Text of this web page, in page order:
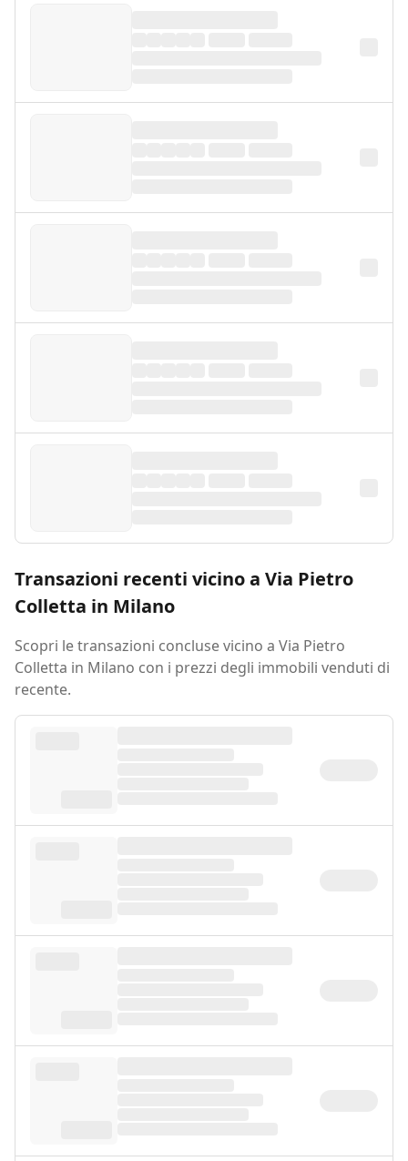
Transazioni recenti vicino a Via Pietro
Colletta in Milano
Scopri le transazioni concluse vicino a Via Pietro
Colletta in Milano con i prezzi degli immobili venduti di
recente.